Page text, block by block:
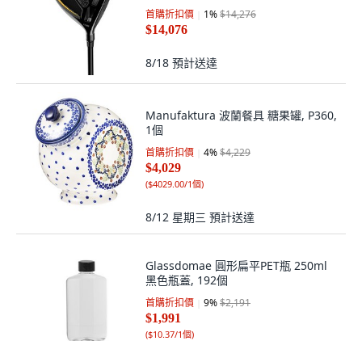
首購折扣價 1%$14,276
$14,076
8/18 預計送達
Manufaktura 波蘭餐具 糖果罐, P360,
1個
首購折扣價 4%$4,229
$4,029
($4029.00/1個)
8/12 星期三 預計送達
Glassdomae 圓形扁平PET瓶 250ml
黑色瓶蓋, 192個
首購折扣價 9%$2,191
$1,991
($10.37/1個)